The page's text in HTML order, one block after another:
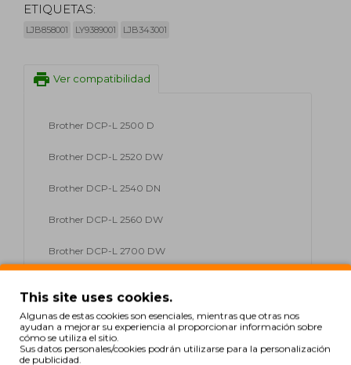
ETIQUETAS:
LJB858001 LY9389001 LJB343001
print Ver compatibilidad
Brother DCP-L 2500 D
Brother DCP-L 2520 DW
Brother DCP-L 2540 DN
Brother DCP-L 2560 DW
Brother DCP-L 2700 DW
Brother HL-L 2320 D
Brother HL-L 2321 D
This site uses cookies.
Algunas de estas cookies son esenciales, mientras que otras nos
ayudan a mejorar su experiencia al proporcionar información sobre
cómo se utiliza el sitio.
Sus datos personales/cookies podrán utilizarse para la personalización
de publicidad.